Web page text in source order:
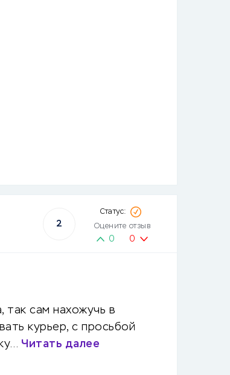
2 Оцените отзыв
0 0
так сам нахожучь в
курьер, с просьбой
Читать далее